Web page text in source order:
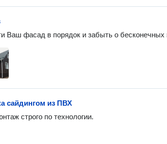
Ваш фасад в порядок и забыть о бесконечных
сайдингом из ПВХ
строго по технологии.